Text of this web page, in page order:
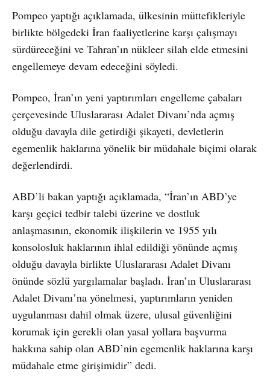
Pompeo yaptığı açıklamada, ülkesinin müttefikleriyle
birlikte bölgedeki İran faaliyetlerine karşı çalışmayı
sürdüreceğini ve Tahran’ın nükleer silah elde etmesini
engellemeye devam edeceğini söyledi.
Pompeo, İran’ın yeni yaptırımları engelleme çabaları
çerçevesinde Uluslararası Adalet Divanı’nda açmış
olduğu davayla dile getirdiği şikayeti, devletlerin
egemenlik haklarına yönelik bir müdahale biçimi olarak
değerlendirdi.
ABD’li bakan yaptığı açıklamada, “İran’ın ABD’ye
karşı geçici tedbir talebi üzerine ve dostluk
anlaşmasının, ekonomik ilişkilerin ve 1955 yılı
konsolosluk haklarının ihlal edildiği yönünde açmış
olduğu davayla birlikte Uluslararası Adalet Divanı
önünde sözlü yargılamalar başladı. İran’ın Uluslararası
Adalet Divanı’na yönelmesi, yaptırımların yeniden
uygulanması dahil olmak üzere, ulusal güvenliğini
korumak için gerekli olan yasal yollara başvurma
hakkına sahip olan ABD’nin egemenlik haklarına karşı
müdahale etme girişimidir” dedi.